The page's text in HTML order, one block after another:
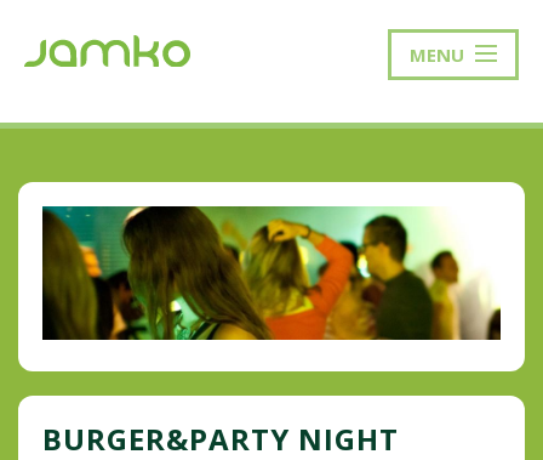
MENU
BURGER&PARTY NIGHT